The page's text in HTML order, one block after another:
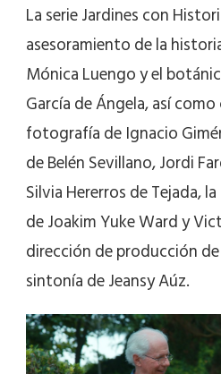
La serie Jardines con
asesoramiento de la
Mónica Luengo y el
García de Ángela, así
fotografía de Ignacio
de Belén Sevillano, Jordi
Silvia Hererros de Tejada,
de Joakim Yuke Ward y
dirección de producción
sintonía de Jeansy Aúz.